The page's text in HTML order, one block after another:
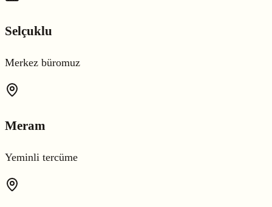
Selçuklu
Merkez büromuz
Meram
Yeminli tercüme